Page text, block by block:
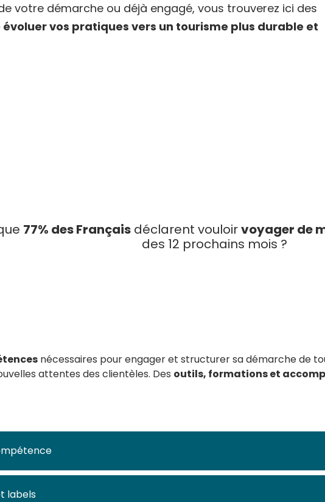
votre démarche ou déjà engagé, vous trouverez ici des
vos pratiques vers un tourisme plus durable et
77% des Français déclarent vouloirvoyager de
des 12 prochains mois ?
nécessaires pour engager et structurer sa démarche de
attentes des clientèles. Des outils, formations et
labels